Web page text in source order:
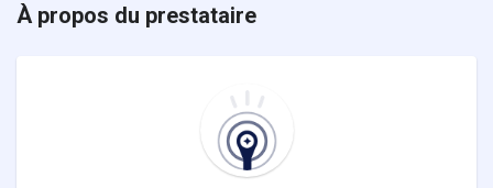
À propos du prestataire